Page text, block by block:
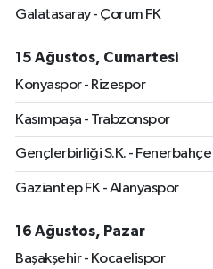
Galatasaray - Çorum FK
15 Ağustos, Cumartesi
Konyaspor - Rizespor
Kasımpaşa - Trabzonspor
Gençlerbirliği S.K. - Fenerbahçe
Gaziantep FK - Alanyaspor
16 Ağustos, Pazar
Başakşehir - Kocaelispor